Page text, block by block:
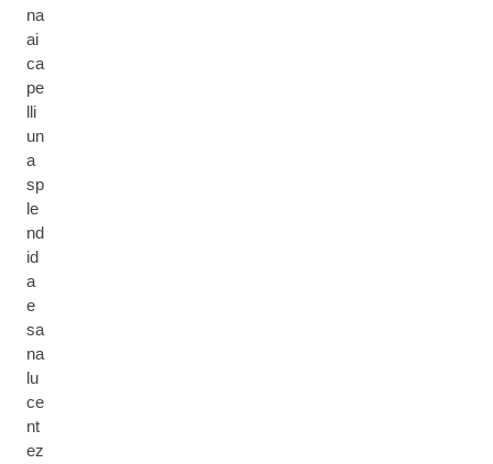
na
ai
ca
pe
lli
un
a
sp
le
nd
id
a
e
sa
na
lu
ce
nt
ez